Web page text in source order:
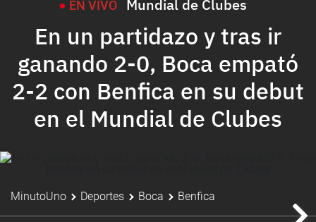
EN VIVO Mundial de Clubes
En un partidazo y tras ir
ganando 2-0, Boca empató
2-2 con Benfica en su debut
en el Mundial de Clubes
MinutoUno Deportes Boca Benfica